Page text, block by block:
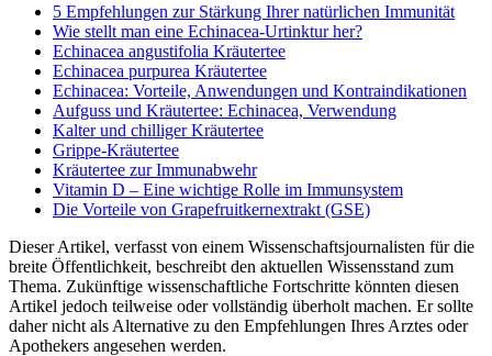
5 Empfehlungen zur Stärkung Ihrer natürlichen Immunität
Wie stellt man eine Echinacea-Urtinktur her?
Echinacea angustifolia Kräutertee
Echinacea purpurea Kräutertee
Echinacea: Vorteile, Anwendungen und Kontraindikationen
Aufguss und Kräutertee: Echinacea, Verwendung
Kalter und chilliger Kräutertee
Grippe-Kräutertee
Kräutertee zur Immunabwehr
Vitamin D – Eine wichtige Rolle im Immunsystem
Die Vorteile von Grapefruitkernextrakt (GSE)
Dieser Artikel, verfasst von einem Wissenschaftsjournalisten für die
breite Öffentlichkeit, beschreibt den aktuellen Wissensstand zum
Thema. Zukünftige wissenschaftliche Fortschritte könnten diesen
Artikel jedoch teilweise oder vollständig überholt machen. Er sollte
daher nicht als Alternative zu den Empfehlungen Ihres Arztes oder
Apothekers angesehen werden.